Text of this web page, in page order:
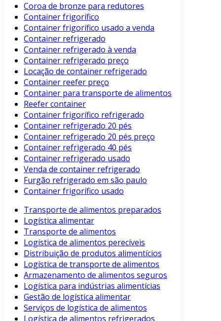
Coroa de bronze para redutores
Container frigorífico
Container frigorífico usado a venda
Container refrigerado
Container refrigerado à venda
Container refrigerado preço
Locação de container refrigerado
Container reefer preço
Container para transporte de alimentos
Reefer container
Container frigorífico refrigerado
Container refrigerado 20 pés
Container refrigerado 20 pés preço
Container refrigerado 40 pés
Container refrigerado usado
Venda de container refrigerado
Furgão refrigerado em são paulo
Container frigorífico usado
Transporte de alimentos preparados
Logística alimentar
Transporte de alimentos
Logística de alimentos perecíveis
Distribuição de produtos alimentícios
Logística de transporte de alimentos
Armazenamento de alimentos seguros
Logística para indústrias alimentícias
Gestão de logística alimentar
Serviços de logística de alimentos
Logística de alimentos refrigerados